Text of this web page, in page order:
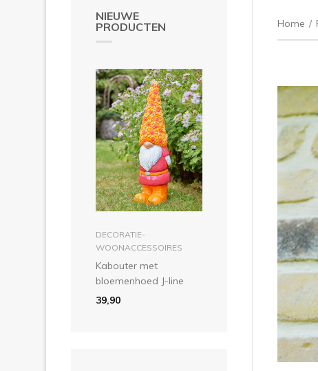
NIEUWE
PRODUCTEN
in winkelmandje
DECORATIE-
WOONACCESSOIRES
Kabouter met
bloemenhoed J-line
39,90
Home /